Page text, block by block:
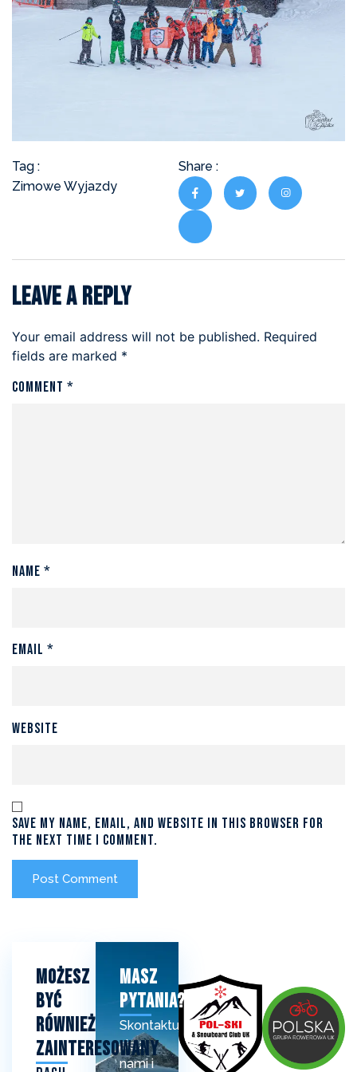
Tag :
Zimowe Wyjazdy
Share :
Leave a Reply
Your email address will not be published. Required
fields are marked *
Comment *
Name *
Email *
Website
Save my name, email, and website in this browser for
the next time I comment.
Możesz
Być
Również
Zainteresowany
Masz
Pytania?
Skontaktuj
się z
nami i